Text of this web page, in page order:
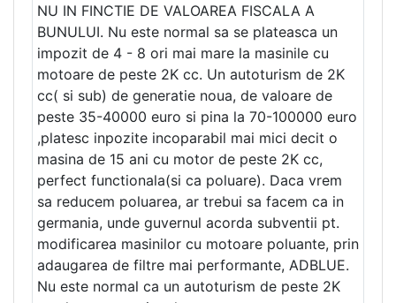
NU IN FINCTIE DE VALOAREA FISCALA A
BUNULUI. Nu este normal sa se plateasca un
impozit de 4 - 8 ori mai mare la masinile cu
motoare de peste 2K cc. Un autoturism de 2K
cc( si sub) de generatie noua, de valoare de
peste 35-40000 euro si pina la 70-100000 euro
,platesc inpozite incoparabil mai mici decit o
masina de 15 ani cu motor de peste 2K cc,
perfect functionala(si ca poluare). Daca vrem
sa reducem poluarea, ar trebui sa facem ca in
germania, unde guvernul acorda subventii pt.
modificarea masinilor cu motoare poluante, prin
adaugarea de filtre mai performante, ADBLUE.
Nu este normal ca un autoturism de peste 2K